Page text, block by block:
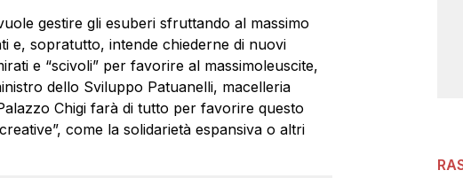
gestire gli esuberi sfruttando al massimo
e, sopratutto, intende chiederne di nuovi
e “scivoli” per favorire al massimoleuscite,
dello Sviluppo Patuanelli, macelleria
Chigi farà di tutto per favorire questo
come la solidarietà espansiva o altri